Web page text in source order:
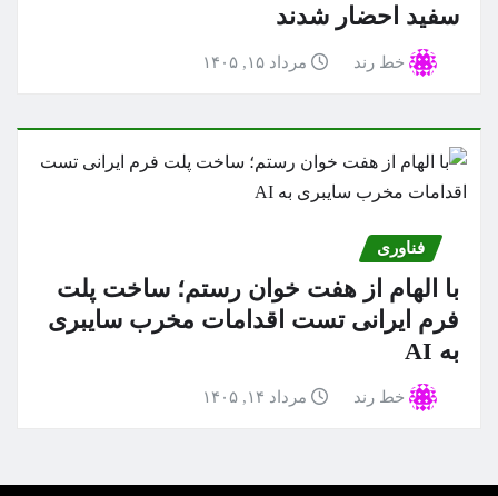
سفید احضار شدند
خط رند مرداد ۱۵, ۱۴۰۵
فناوری
با الهام از هفت خوان رستم؛ ساخت پلت
فرم ایرانی تست اقدامات مخرب سایبری
به AI
خط رند مرداد ۱۴, ۱۴۰۵